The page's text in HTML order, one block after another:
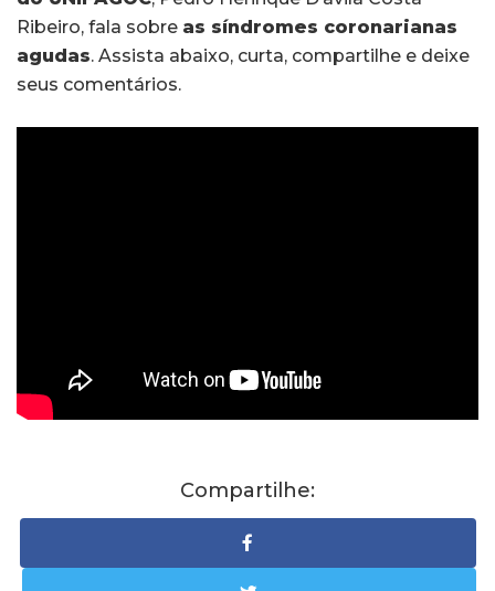
Ribeiro, fala sobre as síndromes coronarianas
agudas. Assista abaixo, curta, compartilhe e deixe
seus comentários.
Compartilhe: